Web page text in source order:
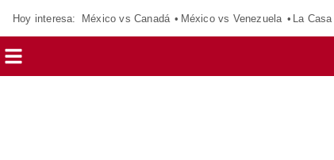
Hoy interesa: México vs Canadá México vs Venezuela La